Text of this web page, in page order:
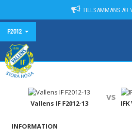
TILLSAMMANS ÄR
F2012
HEM
NYHETER
Vallens IF F2012-13
vs
INFORMATION